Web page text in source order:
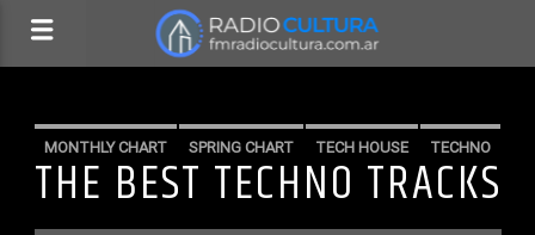
MONTHLY CHART SPRING CHART TECH HOUSE TECHNO
THE BEST TECHNO TRACKS